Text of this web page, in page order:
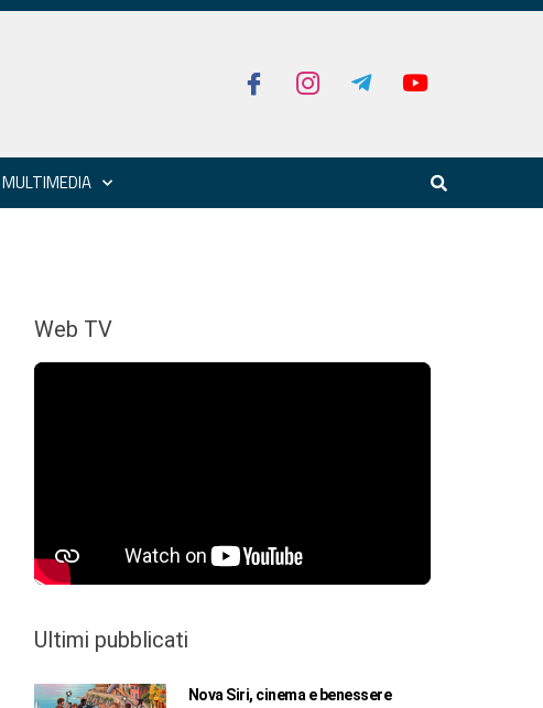
MULTIMEDIA
Web TV
Ultimi pubblicati
Nova Siri, cinema e benessere